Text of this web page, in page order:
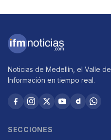
Noticias de Medellín, el Valle
Información en tiempo real.
SECCIONES